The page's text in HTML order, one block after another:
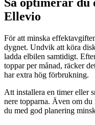
Så optimerar du
Ellevio
För att minska
dygnet. Undvik att köra
ladda elbilen samtidigt.
toppar per månad, räcker
har extra hög förbrukning.
Att installera en timer eller
nere topparna. Även om
du med god planering